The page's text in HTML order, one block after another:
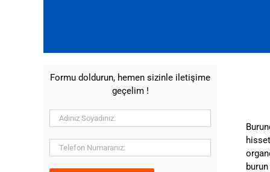
Formu doldurun, hemen sizinle iletişime
geçelim !